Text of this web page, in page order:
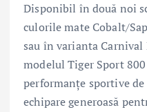
Disponibil în două noi
culorile mate Cobalt/
sau în varianta Carnival
modelul Tiger Sport
performanțe sportive
echipare generoasă